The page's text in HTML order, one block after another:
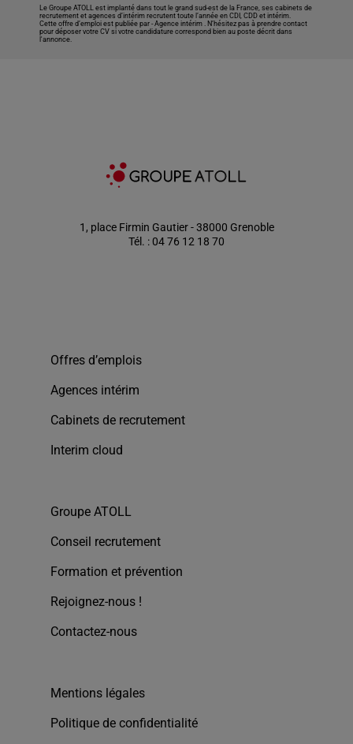
Le Groupe ATOLL est implanté dans tout le grand sud-est de la France, ses cabinets de
recrutement et agences d’intérim recrutent toute l’année en CDI, CDD et intérim.
Cette offre d’emploi est publiée par -Agence intérim . N’hésitez pas à prendre contact
pour déposer votre CV si votre candidature correspond bien au poste décrit dans
l'annonce.
1, place Firmin Gautier - 38000 Grenoble
Tél. : 04 76 12 18 70
Offres d’emplois
Agences intérim
Cabinets de recrutement
Interim cloud
Groupe ATOLL
Conseil recrutement
Formation et prévention
Rejoignez-nous !
Contactez-nous
Mentions légales
Politique de confidentialité